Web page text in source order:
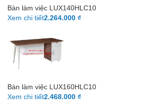
Bàn làm việc LUX140HLC10
Xem chi tiết2.264.000 ₫
Bàn làm việc LUX160HLC10
Xem chi tiết2.468.000 ₫